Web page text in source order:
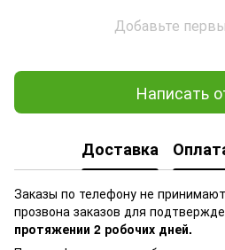
Добавьте
Написать
Доставка
Заказы по телефону не
прозвона заказов для
протяжении 2 робочих дней.